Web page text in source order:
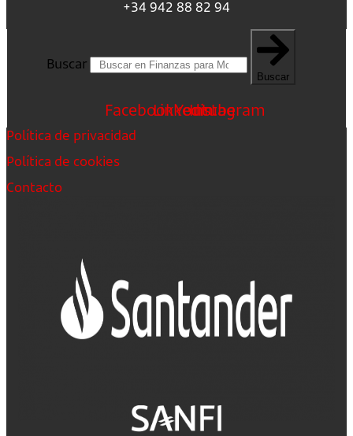
+34 942 88 82 94
Buscar
Buscar
FacebookLinkedin
Youtube
Instagram
Política de privacidad
Política de cookies
Contacto